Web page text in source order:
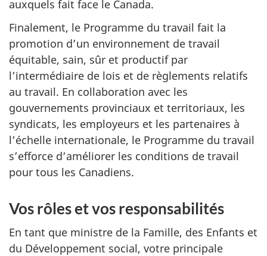
auxquels fait face le Canada.
Finalement, le Programme du travail fait la
promotion d’un environnement de travail
équitable, sain, sûr et productif par
l’intermédiaire de lois et de règlements relatifs
au travail. En collaboration avec les
gouvernements provinciaux et territoriaux, les
syndicats, les employeurs et les partenaires à
l’échelle internationale, le Programme du travail
s’efforce d’améliorer les conditions de travail
pour tous les Canadiens.
Vos rôles et vos responsabilités
En tant que ministre de la Famille, des Enfants et
du Développement social, votre principale